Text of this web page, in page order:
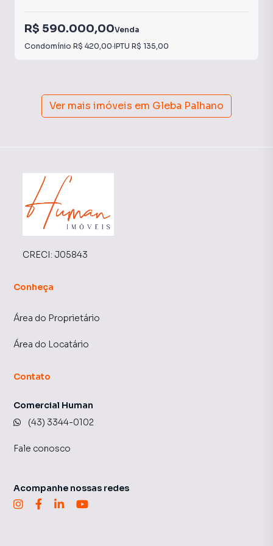
Valor
podem ser alterados sem aviso prévio.
Conheça cada detalhe e imagine sua rotina aqui — ou sua
próxima renda de locação.
Gostou desta opção? Fale com a gente agora e agende um
horário.
R$ 590.000,00Venda
Condomínio R$ 420,00·IPTU R$ 135,00
Ver mais imóveis em Gleba Palhano
CRECI: J05843
Conheça
Área do Proprietário
Área do Locatário
Contato
Comercial Human
(43) 3344-0102
Fale conosco
Acompanhe nossas redes